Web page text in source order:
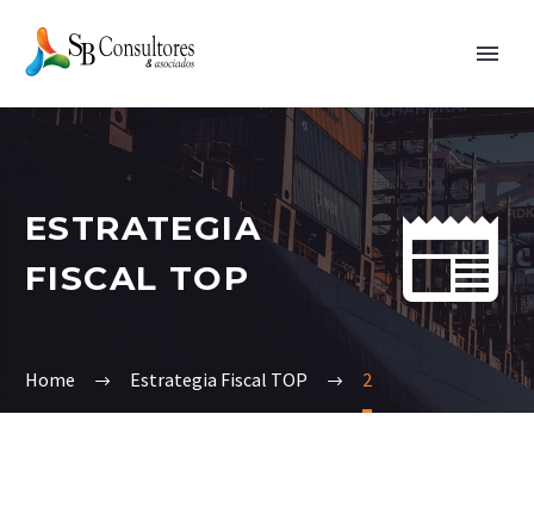


ESTRATEGIA
FISCAL TOP
Home Estrategia Fiscal TOP 2